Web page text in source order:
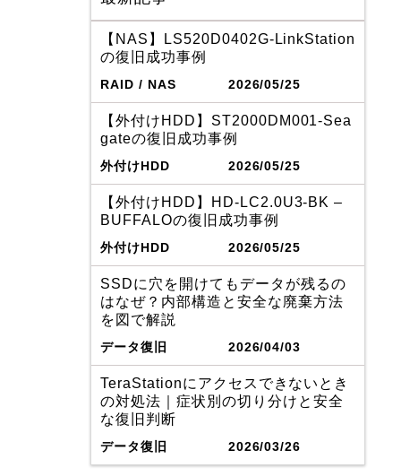
【NAS】LS520D0402G-LinkStation
の復旧成功事例
RAID / NAS 2026/05/25
【外付けHDD】ST2000DM001-Sea
gateの復旧成功事例
外付けHDD 2026/05/25
【外付けHDD】HD-LC2.0U3-BK –
BUFFALOの復旧成功事例
外付けHDD 2026/05/25
SSDに穴を開けてもデータが残るの
はなぜ？内部構造と安全な廃棄方法
を図で解説
データ復旧 2026/04/03
TeraStationにアクセスできないとき
の対処法｜症状別の切り分けと安全
な復旧判断
データ復旧 2026/03/26